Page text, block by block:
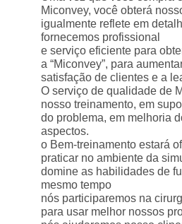
Miconvey, você obterá
igualmente reflete em
fornecemos profissional
e serviço eficiente para
a “Miconvey”, para
satisfação de clientes e a
O serviço de qualidade de
nosso treinamento, em
do problema, em melhoria
aspectos.
o Bem-treinamento estará
praticar no ambiente da
domine as habilidades de
mesmo tempo
nós participaremos na
para usar melhor nossos